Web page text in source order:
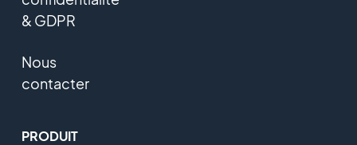
& GDPR
Nous
contacter
PRODUIT